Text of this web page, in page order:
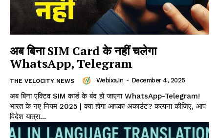
अब बिना SIM Card के नहीं चलेगा
WhatsApp, Telegram
THE VELOCITY NEWS Webixa.in - December 4, 2025
अब बिना एक्टिव SIM कार्ड के बंद हो जाएगा WhatsApp-Telegram!
भारत के नए नियम 2025 | क्या होगा आपका अकाउंट? कल्पना कीजिए, आप
विदेश यात्रा...